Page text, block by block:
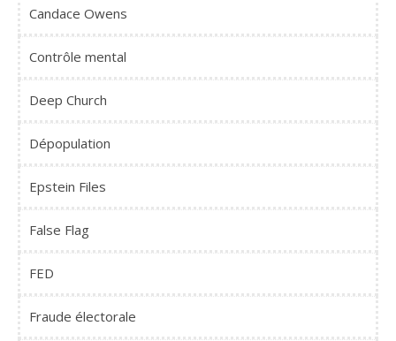
Candace Owens
Contrôle mental
Deep Church
Dépopulation
Epstein Files
False Flag
FED
Fraude électorale